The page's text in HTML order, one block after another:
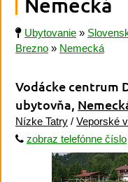
Ubytovanie »
Brezno » Nemecká
Vodácke centrum
ubytovňa,
Nízke Tatry / Veporské
zobraz telefónne číslo